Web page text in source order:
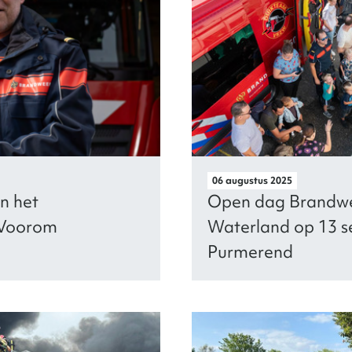
het
Open dag
Waterland op 13
Purmerend
06 augustus 2025